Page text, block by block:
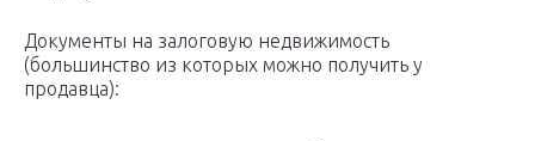
Документы на залоговую недвижимость
(большинство из которых можно получить у
продавца):